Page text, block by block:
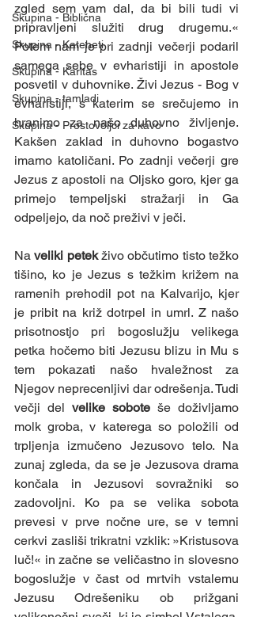
Skupina - Biblična
Skupina - Kateheti
Skupina - Karitas
Skupina - tamladi
Skupina - Prostovoljci za kavo
zgled sem vam dal, da bi bili tudi vi
pripravljeni služiti drug drugemu.«
Potem nam je pri zadnji večerji podaril
samega sebe v evharistiji in apostole
posvetil v duhovnike. Živi Jezus - Bog v
evharistiji, s katerim se srečujemo in
hranimo za našo duhovno življenje.
Kakšen zaklad in duhovno bogastvo
imamo katoličani. Po zadnji večerji gre
Jezus z apostoli na Oljsko goro, kjer ga
primejo tempeljski stražarji in Ga
odpeljejo, da noč preživi v ječi.
Na veliki petek živo občutimo tisto težko
tišino, ko je Jezus s težkim križem na
ramenih prehodil pot na Kalvarijo, kjer
je pribit na križ dotrpel in umrl. Z našo
prisotnostjo pri bogoslužju velikega
petka hočemo biti Jezusu blizu in Mu s
tem pokazati našo hvaležnost za
Njegov neprecenljivi dar odrešenja. Tudi
večji del velike sobote še doživljamo
molk groba, v katerega so položili od
trpljenja izmučeno Jezusovo telo. Na
zunaj zgleda, da se je Jezusova drama
končala in Jezusovi sovražniki so
zadovoljni. Ko pa se velika sobota
prevesi v prve nočne ure, se v temni
cerkvi zasliši trikratni vzklik: »Kristusova
luč!« in začne se veličastno in slovesno
bogoslužje v čast od mrtvih vstalemu
Jezusu Odrešeniku ob prižgani